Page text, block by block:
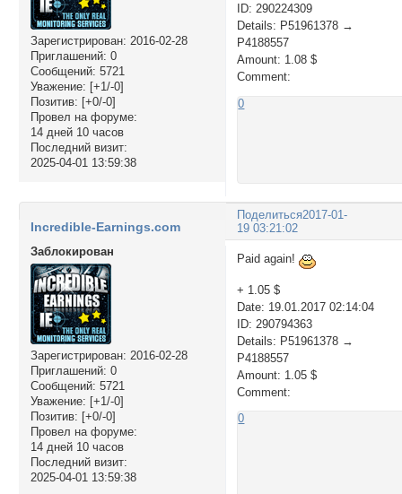
Зарегистрирован: 2016-02-28
Приглашений: 0
Сообщений: 5721
Уважение: [+1/-0]
Позитив: [+0/-0]
Провел на форуме:
14 дней 10 часов
Последний визит:
2025-04-01 13:59:38
ID: 290224309
Details: P51961378 →
P4188557
Amount: 1.08 $
Comment:
0
Поделиться2017-01-
19 03:21:02
Incredible-Earnings.com
Заблокирован
Зарегистрирован: 2016-02-28
Приглашений: 0
Сообщений: 5721
Уважение: [+1/-0]
Позитив: [+0/-0]
Провел на форуме:
14 дней 10 часов
Последний визит:
2025-04-01 13:59:38
Paid again!
+ 1.05 $
Date: 19.01.2017 02:14:04
ID: 290794363
Details: P51961378 →
P4188557
Amount: 1.05 $
Comment:
0